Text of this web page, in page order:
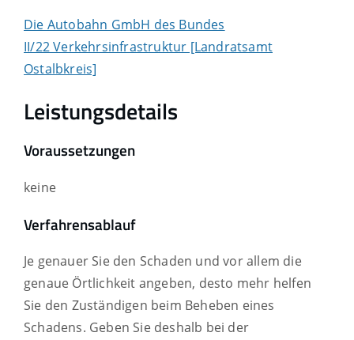
Die Autobahn GmbH des Bundes
II/22 Verkehrsinfrastruktur [Landratsamt
Ostalbkreis]
Leistungsdetails
Voraussetzungen
keine
Verfahrensablauf
Je genauer Sie den Schaden und vor allem die
genaue Örtlichkeit angeben, desto mehr helfen
Sie den Zuständigen beim Beheben eines
Schadens. Geben Sie deshalb bei der